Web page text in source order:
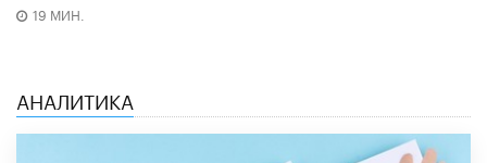
19 МИН.
АНАЛИТИКА